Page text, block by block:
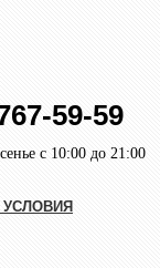
59-59
с 10:00 до 21:00
УСЛОВИЯ